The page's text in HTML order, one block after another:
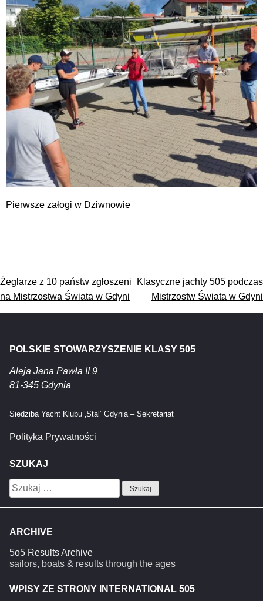
Pierwsze załogi w Dziwnowie
Nawigacja
wpisu
Żeglarze z 10 państw zgłoszeni
na Mistrzostwa Świata w Gdyni
Klasyczne jachty 505 podczas
Mistrzostw Świata w Gdyni
POLSKIE STOWARZYSZENIE KLASY 505
Aleja Jana Pawła II 9
81-345 Gdynia
Siedziba Yacht Klubu ‚Stal’ Gdynia – Sekretariat
Polityka Prywatności
SZUKAJ
Szukaj:
ARCHIVE
5o5 Results Archive
sailors, boats & results through the ages
WPISY ZE STRONY INTERNATIONAL 505